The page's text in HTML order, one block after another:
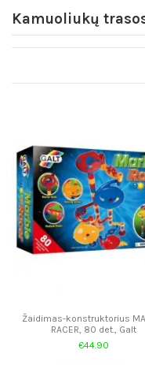
Kamuoliukų
Žaidimas-konstruktorius
RACER, 80 det., Galt
€44.90